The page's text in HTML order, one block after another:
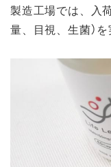
製造工場では、入
量、目視、生菌）を